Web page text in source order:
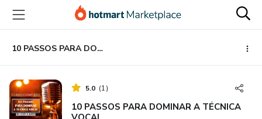
para
conteúdo
principal
para
pagamento
para
rodapé
10 PASSOS PARA DOMINAR A TÉCNICA VOCAL
5.0 (1)
10 PASSOS PARA DOMINAR A TÉCNICA